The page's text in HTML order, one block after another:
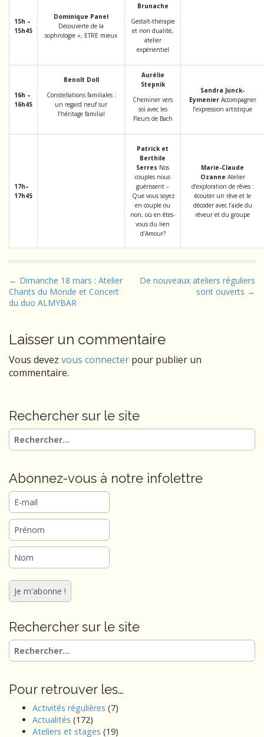
15h –
15h45
Dominique Panel
Découverte de la
sophrologie », ETRE mieux
Brunache
Gestalt-thérapie
et non dualité,
atelier
expérientiel
16h –
16h45
Benoît Doll
Constellations familiales :
un regard neuf sur
l’héritage familial
Aurélie
Stepnik
Cheminer vers
soi avec les
Fleurs de Bach
Sandra Junck-
Eymenier Accompagner
l’expression artistique
17h–
17h45
Patrick et
Berthile
Serres Nos
couples nous
guérissent –
Que vous soyez
en couple ou
non, où en êtes-
vous du lien
d’Amour?
Marie-Claude
Ozanne Atelier
d’exploration de rêves :
écouter un rêve et le
décoder avec l’aide du
rêveur et du groupe
P
o
n
a
v
a
t
i
n
← Dimanche 18 mars : Atelier
Chants du Monde et Concert
du duo ALMYBAR
De nouveaux ateliers réguliers
sont ouverts →
Laisser un commentaire
Vous devez vous connecter pour publier un
commentaire.
Rechercher sur le site
Rechercher :
Abonnez-vous à notre infolettre
Rechercher sur le site
Rechercher :
Pour retrouver les…
Activités régulières (7)
Actualités (172)
Ateliers et stages (19)